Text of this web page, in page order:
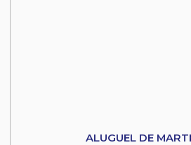
ALUGUEL DE